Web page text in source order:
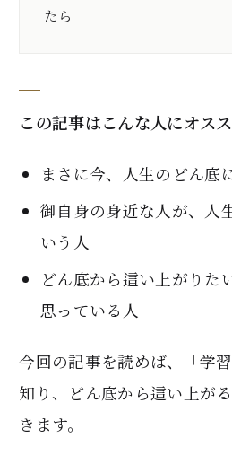
たら
この記事はこんな人にオス
まさに今、人生のどん底
御自身の身近な人が、人
いう人
どん底から這い上がりた
思っている人
今回の記事を読めば、「学
知り、どん底から這い上が
きます。